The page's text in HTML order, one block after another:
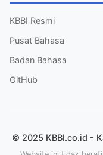
KBBI Resmi
Pusat Bahasa
Badan Bahasa
GitHub
© 2025 KBBI.co.id -